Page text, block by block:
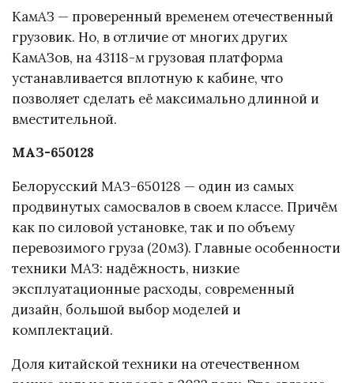
КамАЗ — проверенный временем отечественный
грузовик. Но, в отличие от многих других
КамАЗов, на 43118-м грузовая платформа
устанавливается вплотную к кабине, что
позволяет сделать её максимально длинной и
вместительной.
МАЗ-650128
Белорусский МАЗ-650128 — один из самых
продвинутых самосвалов в своем классе. Причём
как по силовой установке, так и по объему
перевозимого груза (20м3). Главные особенности
техники МАЗ: надёжность, низкие
эксплуатационные расходы, современный
дизайн, большой выбор моделей и
комплектаций.
Доля китайской техники на отечественном